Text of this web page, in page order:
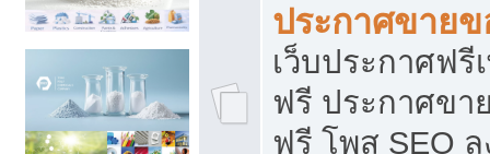
ประกาศขายข
เว็บประกาศฟรี
ฟรี ประกาศขา
ฟรี โพส SEO